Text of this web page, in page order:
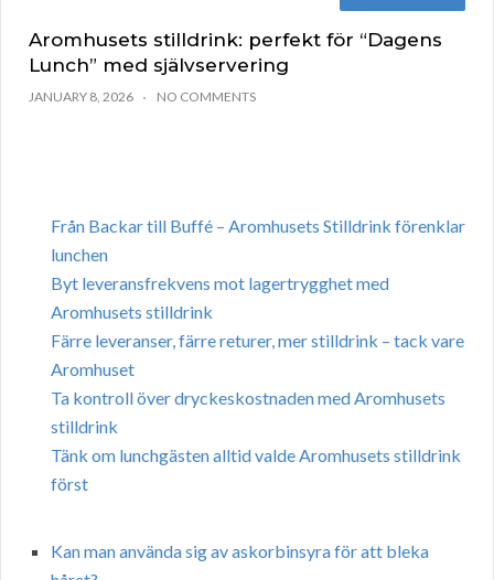
Aromhusets stilldrink: perfekt för “Dagens
Lunch” med självservering
JANUARY 8, 2026 NO COMMENTS
Från Backar till Buffé – Aromhusets Stilldrink förenklar
lunchen
Byt leveransfrekvens mot lagertrygghet med
Aromhusets stilldrink
Färre leveranser, färre returer, mer stilldrink – tack vare
Aromhuset
Ta kontroll över dryckeskostnaden med Aromhusets
stilldrink
Tänk om lunchgästen alltid valde Aromhusets stilldrink
först
Kan man använda sig av askorbinsyra för att bleka